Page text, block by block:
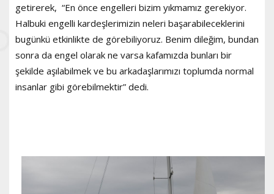
getirerek, “En önce engelleri bizim yıkmamız gerekiyor.
Halbuki engelli kardeşlerimizin neleri başarabileceklerini
bugünkü etkinlikte de görebiliyoruz. Benim dileğim, bundan
sonra da engel olarak ne varsa kafamızda bunları bir
şekilde aşılabilmek ve bu arkadaşlarımızı toplumda normal
insanlar gibi görebilmektir” dedi.